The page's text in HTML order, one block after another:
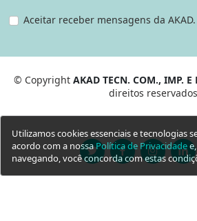
Aceitar receber mensagens da AKAD.
© Copyright AKAD TECN. COM., IMP. E
direitos
Utilizamos cookies essenciais e tecnologias
acordo com a nossaPolítica de Privacidade
navegando, você concorda com estas